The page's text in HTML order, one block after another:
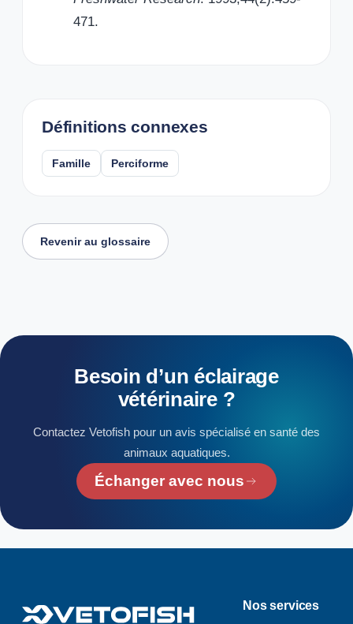
471.
Définitions connexes
Famille Perciforme
Revenir au glossaire
Besoin d’un éclairage
vétérinaire ?
Contactez Vetofish pour un avis spécialisé en santé des
animaux aquatiques.
Échanger avec nous
Nos services